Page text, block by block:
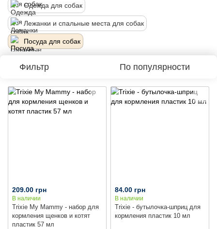
Одежда для собак
Лежанки и спальные места для собак
Посуда для собак
Фильтр По популярности
Trixie My Mammy - набор для
кормления щенков и котят
пластик 57 мл
209.00 грн
В наличии
Trixie - бутылочка-шприц для
кормления пластик 10 мл
84.00 грн
В наличии